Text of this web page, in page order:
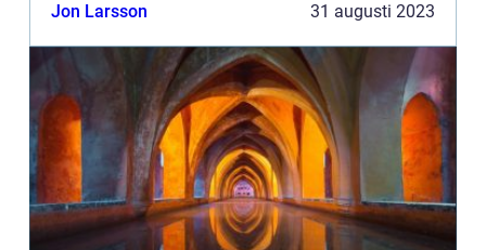
livskval...
Jon Larsson 31 augusti 2023